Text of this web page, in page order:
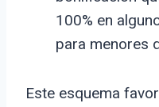
100% en
para menores
Este esquema